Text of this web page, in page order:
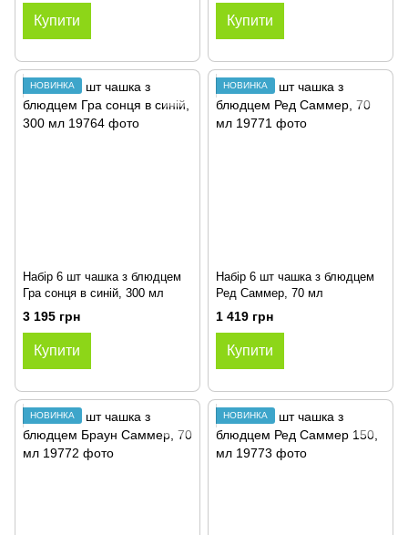
Купити Купити
НОВИНКА
Набір 6 шт чашка з блюдцем
Гра сонця в синій, 300 мл
3 195 грн
Купити
НОВИНКА
Набір 6 шт чашка з блюдцем
Ред Саммер, 70 мл
1 419 грн
Купити
НОВИНКА НОВИНКА